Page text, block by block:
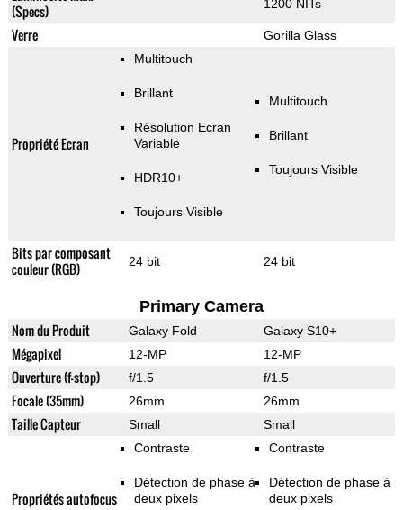
(Specs)
1200 NITs
Verre Gorilla Glass
Propriété Ecran
Multitouch
Brillant
Résolution Ecran
Variable
HDR10+
Toujours Visible
Multitouch
Brillant
Toujours Visible
Bits par composant
couleur (RGB)
24 bit 24 bit
Primary Camera
Nom du Produit Galaxy Fold Galaxy S10+
Mégapixel 12-MP 12-MP
Ouverture (f-stop) f/1.5 f/1.5
Focale (35mm) 26mm 26mm
Taille Capteur Small Small
Propriétés autofocus
Contraste
Détection de phase à
deux pixels
Contraste
Détection de phase à
deux pixels